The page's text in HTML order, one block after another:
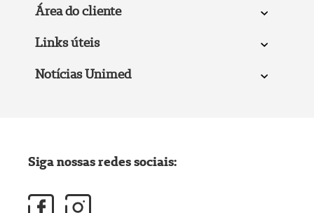
Área do cliente
Links úteis
Notícias Unimed
Siga nossas redes sociais: